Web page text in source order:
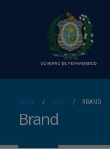
HOME FAQS BRAND
Brand